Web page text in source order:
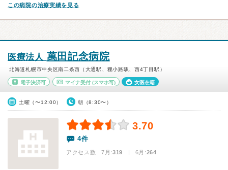
この病院の治療実績を見る
医療法人 萬田記念病院
北海道札幌市中央区南二条西（大通駅、狸小路駅、西4丁目駅）
電子決済可 マイナ受付(スマホ可) 女医在籍
土曜（〜12:00） 朝（8:30〜）
3.70
4件
アクセス数 7月:319 | 6月:264